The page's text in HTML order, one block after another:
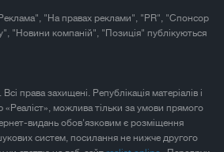
"На правах реклами", "PR", "Спонсор
"Новини компаній", "Позиція" публікуються
. Всі права захищені. Републікація матеріалів і
«Реаліст», можлива тільки за умови прямого
видань обов'язковим є розміщення
систем, посилання не нижче другого